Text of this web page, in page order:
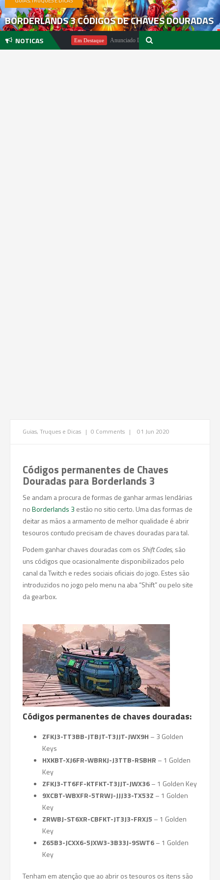
BORDERLANDS 3 CÓDIGOS DE CHAVES DOURADAS
NOTICAS
Pachter Em Destaque Anunciado DualSense The Last of Us Limited
Guias, Truques e Dicas | 0 Comments | 01 Jun 2020
Códigos permanentes de Chaves
Douradas para Borderlands 3
Se andam a procura de formas de ganhar armas lendárias
noBorderlands 3 estão no sitio certo. Uma das formas de
deitar as mãos a armamento de melhor qualidade é abrir
tesouros contudo precisam de chaves douradas para tal.
Podem ganhar chaves douradas com os Shift Codes, são
uns códigos que ocasionalmente disponibilizados pelo
canal da Twitch e redes sociais oficiais do jogo. Estes são
introduzidos no jogo pelo menu na aba “Shift” ou pelo site
da gearbox.
Códigos permanentes de chaves douradas:
ZFKJ3-TT3BB-JTBJT-T3JJT-JWX9H – 3 Golden
Keys
HXKBT-XJ6FR-WBRKJ-J3TTB-RSBHR – 1 Golden
Key
ZFKJ3-TT6FF-KTFKT-T3JJT-JWX36– 1 Golden Key
9XCBT-WBXFR-5TRWJ-JJJ33-TX53Z – 1 Golden
Key
ZRWBJ-ST6XR-CBFKT-JT3J3-FRXJ5 – 1 Golden
Key
Z65B3-JCXX6-5JXW3-3B33J-9SWT6– 1 Golden
Key
Tenham em atenção que ao abrir os tesouros os itens são